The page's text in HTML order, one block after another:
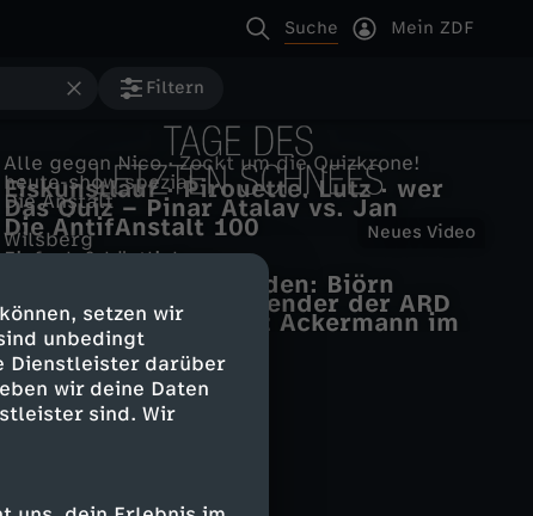
setzen wir
unbedingt
Dienstleister darüber
wir deine Daten
sind. Wir
Suche Mein ZDF
Filtern
Alle gegen Nico · Zockt um die Quizkrone!
Eiskunstlauf · Pirouette, Lutz · wer
springt besser zu den Knödeln?
Neues Video
heute-show spezial
Das Quiz – Pinar Atalay vs. Jan
Hofer
Die Anstalt
Die AntifAnstalt 100
T
g
e
Wilsberg
Einfach & köstlich
Wolfsbarsch & Rouladen: Björn
Freitag kocht mit Vroni Lutz
Lutz Marmor, Vorsitzender der ARD
NDR Zeitzeugen: Lutz Ackermann im
Interview